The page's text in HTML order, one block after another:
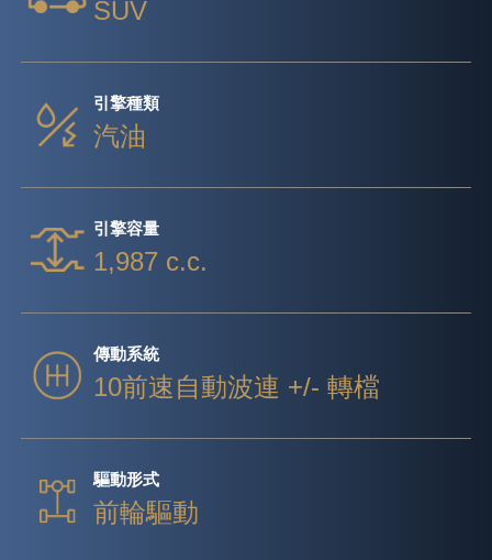
SUV
引擎種類
汽油
引擎容量
1,987 c.c.
傳動系統
10前速自動波連 +/- 轉檔
驅動形式
前輪驅動